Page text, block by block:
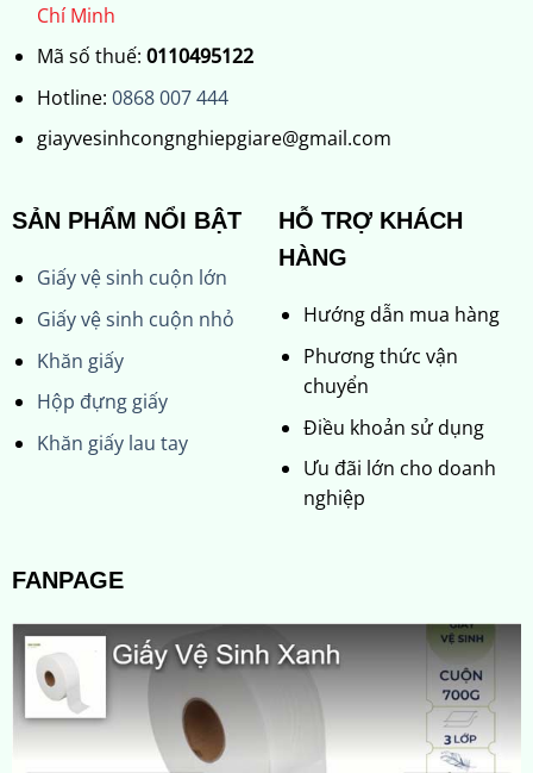
Chí Minh
Mã số thuế: 0110495122
Hotline: 0868 007 444
giayvesinhcongnghiepgiare@gmail.com
SẢN PHẨM NỔI BẬT
Giấy vệ sinh cuộn lớn
Giấy vệ sinh cuộn nhỏ
Khăn giấy
Hộp đựng giấy
Khăn giấy lau tay
HỖ TRỢ KHÁCH
HÀNG
Hướng dẫn mua hàng
Phương thức vận
chuyển
Điều khoản sử dụng
Ưu đãi lớn cho doanh
nghiệp
FANPAGE